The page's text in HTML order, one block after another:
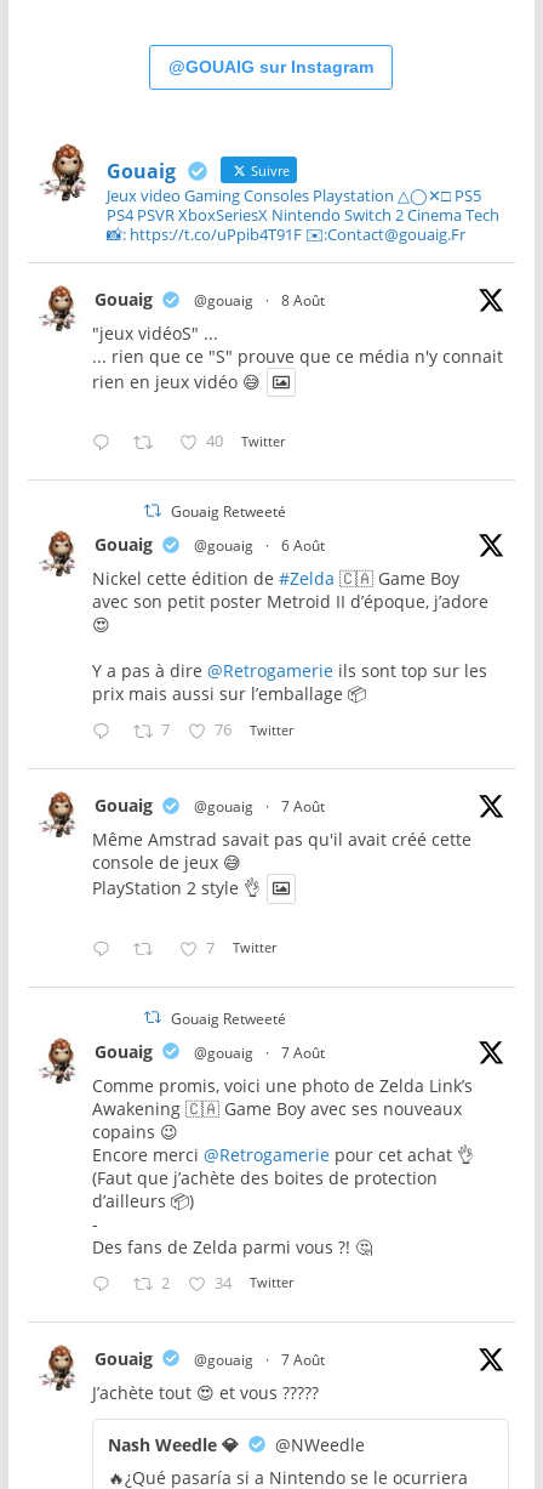
@GOUAIG sur Instagram
Gouaig Suivre
Jeux video Gaming Consoles Playstation △◯✕□ PS5
PS4 PSVR XboxSeriesX Nintendo Switch 2 Cinema Tech
📸: https://t.co/uPpib4T91F ✉️:Contact@gouaig.Fr
Gouaig @gouaig · 8 Août
"jeux vidéoS" ...
... rien que ce "S" prouve que ce média n'y connait
rien en jeux vidéo 😅
40 Twitter
Gouaig Retweeté
Gouaig @gouaig · 6 Août
Nickel cette édition de #Zelda 🇨🇦 Game Boy
avec son petit poster Metroid II d’époque, j’adore
😍
Y a pas à dire @Retrogamerieils sont top sur les
prix mais aussi sur l’emballage 📦
7 76 Twitter
Gouaig @gouaig · 7 Août
Même Amstrad savait pas qu'il avait créé cette
console de jeux 😅
PlayStation 2 style 👌
7 Twitter
Gouaig Retweeté
Gouaig @gouaig · 7 Août
Comme promis, voici une photo de Zelda Link’s
Awakening 🇨🇦 Game Boy avec ses nouveaux
copains 😉
Encore merci @Retrogameriepour cet achat 👌
(Faut que j’achète des boites de protection
d’ailleurs 📦)
-
Des fans de Zelda parmi vous ?! 🤔
2 34 Twitter
Gouaig @gouaig · 7 Août
J’achète tout 😍 et vous ?????
Nash Weedle 💎
@NWeedle
🔥¿Qué pasaría si a Nintendo se le ocurriera